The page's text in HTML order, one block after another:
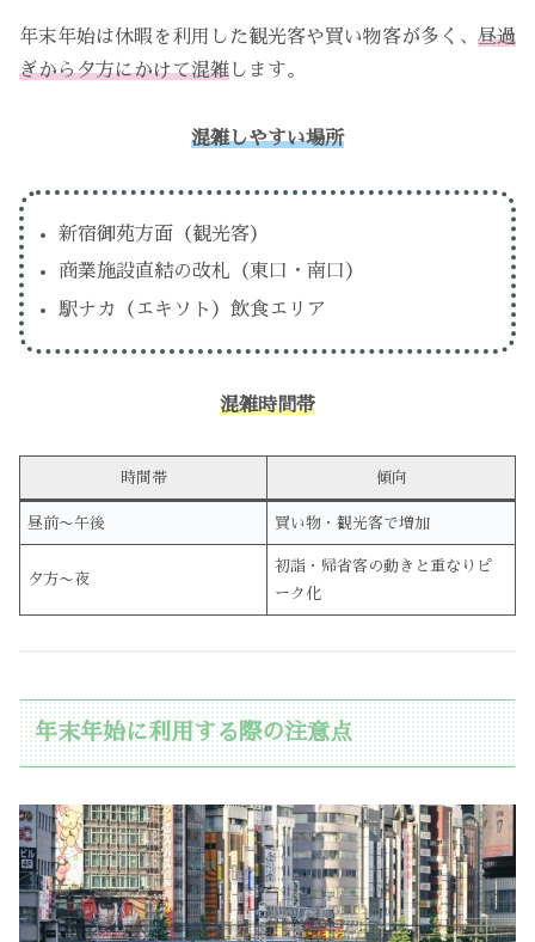
年末年始は休暇を利用した観光客や買い物客が多く、 昼過
ぎから夕方にかけて混雑 します。
混雑しやすい場所
新宿御苑方面（観光客）
商業施設直結の改札（東口・南口）
駅ナカ（エキソト）飲食エリア
混雑時間帯
時間帯 傾向
昼前〜午後 買い物・観光客で増加
夕方〜夜
初詣・帰省客の動きと重なりピ
ーク化
年末年始に利用する際の注意点